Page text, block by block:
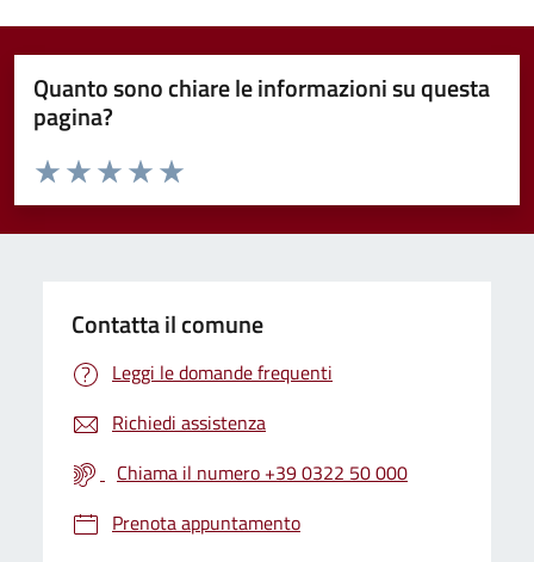
Quanto sono chiare le informazioni su questa
pagina?
Valuta da 1 a 5 stelle la pagina
Valuta 5 stelle su 5
Valuta 4 stelle su 5
Valuta 3 stelle su 5
Valuta 2 stelle su 5
Valuta 1 stelle su 5
Contatta il comune
Leggi le domande frequenti
Richiedi assistenza
Chiama il numero +39 0322 50 000
Prenota appuntamento